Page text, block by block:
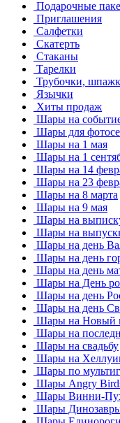
Подарочные
Приглашения
Салфетки
Скатерть
Стаканы
Тарелки
Трубочки,
Язычки
Хиты продаж
Шары на
Шары для
Шары на 1 мая
Шары на 1
Шары на 14
Шары на 23
Шары на 8 марта
Шары на 9 мая
Шары на
Шары на
Шары на день
Шары на день
Шары на день
Шары на День
Шары на день
Шары на день
Шары на Новый
Шары на
Шары на свадьбу
Шары на
Шары по
Шары Angry
Шары Винни-
Шары